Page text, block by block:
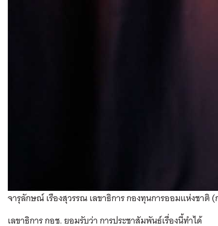
จารุลักษณ์ เรืองสุวรรณ เลขาธิการ กองทุนการออมแห่งชาติ
เลขาธิการ กอช. ยอมรับว่า การประชาสัมพันธ์เรื่องนี้ทำได้